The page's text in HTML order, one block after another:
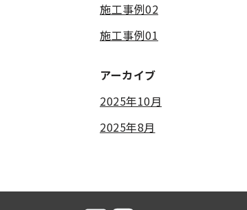
施工事例02
施工事例01
アーカイブ
2025年10月
2025年8月